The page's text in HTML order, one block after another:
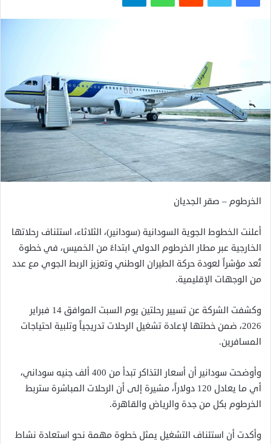
الخرطوم – صقر الجديان
أعلنت الخطوط الجوية السودانية (سودانير)، الثلاثاء، استئناف رحلاتها
الخارجية عبر مطار الخرطوم الدولي ابتداءً من الخميس، في خطوة
تُعد مؤشراً لعودة حركة الطيران الوطني وتعزيز الربط الجوي مع عدد
من الوجهات الإقليمية.
وكشفت الشركة عن تسيير رحلتين يوم السبت الموافق 14 فبراير
2026، ضمن خطتها لإعادة تشغيل الرحلات تدريجياً وتلبية احتياجات
المسافرين.
وأوضحت سودانير أن أسعار التذاكر تبدأ من 400 ألف جنيه سوداني،
أي ما يعادل 120 دولاراً، مشيرة إلى أن الرحلات المباشرة ستربط
الخرطوم بكل من جدة والرياض والقاهرة.
وأكدت أن استئناف التشغيل يمثل خطوة مهمة نحو استعادة نشاط